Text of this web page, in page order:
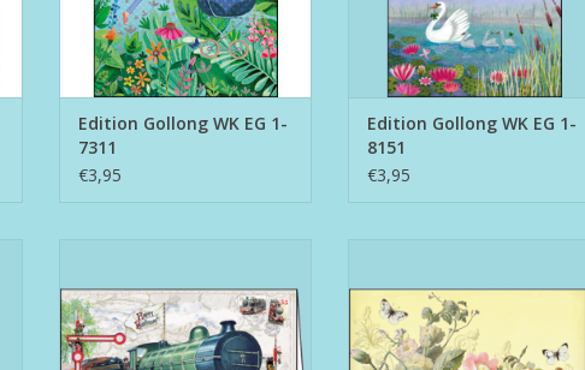
Edition Gollong WK EG 1-
7311
€3,95
Edition Gollong WK EG 1-
8151
€3,95
TOEVOEGEN AAN WINKELWAGEN
TOEVOEGEN AAN WINKELWAGEN